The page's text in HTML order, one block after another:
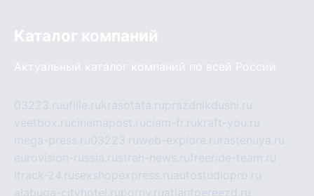
Каталог компаний
Актуальный каталог компаний по всей России
03223.ruufille.rukrasotata.ruprazdnikdushi.ru
veetbox.rucinemapost.ruciam-fr.rukraft-you.ru
mega-press.ru03223.ruweb-explore.ru rastenuya.ru
eurovision-russia.rustrah-news.rufreeride-team.ru
itrack-24.rusexshopexpress.ruautostudiopro.ru
alabuga-cityhotel.rupornv.ruatlantpereezd.ru